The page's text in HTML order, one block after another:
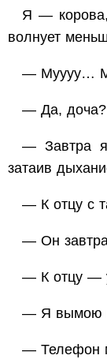
Я —
волнует
— Муууу…
— Да, доча?
— Завтра
затаив
— К отцу с
— Он завтра
— К отцу —
— Я вымою
— Телефон